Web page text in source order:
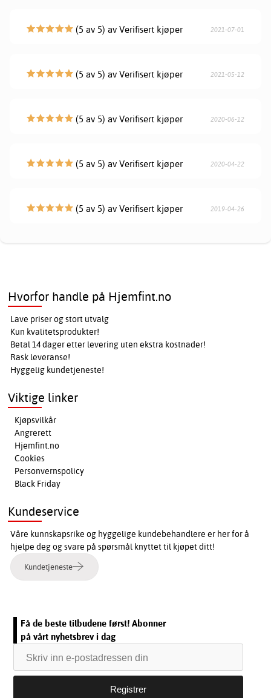
(5 av 5) av Verifisert kjøper 2021-07-01
(5 av 5) av Verifisert kjøper 2021-05-12
(5 av 5) av Verifisert kjøper 2020-06-12
(5 av 5) av Verifisert kjøper 2020-04-22
(5 av 5) av Verifisert kjøper 2019-04-26
Hvorfor handle på Hjemfint.no
Lave priser og stort utvalg
Kun kvalitetsprodukter!
Betal 14 dager etter levering uten ekstra kostnader!
Rask leveranse!
Hyggelig kundetjeneste!
Viktige linker
Kjøpsvilkår
Angrerett
Hjemfint.no
Cookies
Personvernspolicy
Black Friday
Kundeservice
Våre kunnskapsrike og hyggelige kundebehandlere er her for å
hjelpe deg og svare på spørsmål knyttet til kjøpet ditt!
Kundetjeneste
Få de beste tilbudene først! Abonner
på vårt nyhetsbrev i dag